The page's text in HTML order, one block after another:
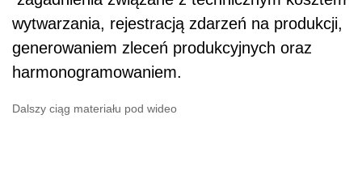
wytwarzania, rejestracją zdarzeń na produkcji,
generowaniem zleceń produkcyjnych oraz
harmonogramowaniem.
Dalszy ciąg materiału pod wideo